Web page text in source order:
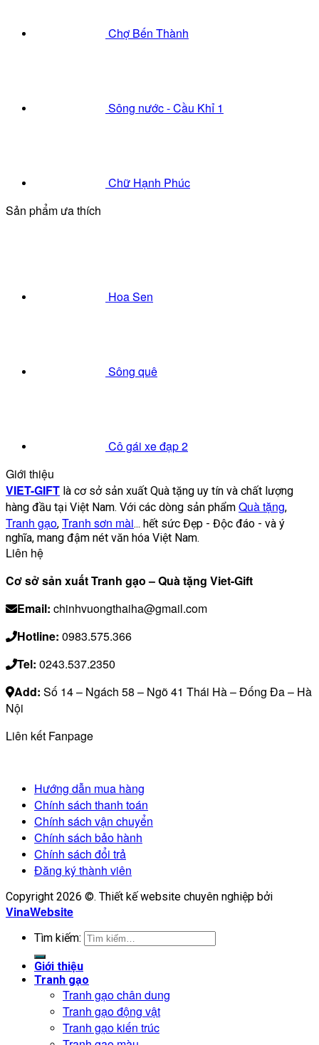
Chợ Bến Thành
Sông nước - Cầu Khỉ 1
Chữ Hạnh Phúc
Sản phẩm ưa thích
Hoa Sen
Sông quê
Cô gái xe đạp 2
Giới thiệu
VIET-GIFT là cơ sở sản xuất Quà tặng uy tín và chất lượng
hàng đầu tại Việt Nam. Với các dòng sản phẩm Quà tặng,
Tranh gạo, Tranh sơn mài... hết sức Đẹp - Độc đáo - và ý
nghĩa, mang đậm nét văn hóa Việt Nam.
Liên hệ
Cơ sở sản xuất Tranh gạo – Quà tặng Viet-Gift
Email: chinhvuongthaiha@gmail.com
Hotline: 0983.575.366
Tel: 0243.537.2350
Add: Số 14 – Ngách 58 – Ngõ 41 Thái Hà – Đống Đa – Hà
Nội
Liên kết Fanpage
Hướng dẫn mua hàng
Chính sách thanh toán
Chính sách vận chuyển
Chính sách bảo hành
Chính sách đổi trả
Đăng ký thành viên
Copyright 2026 ©. Thiết kế website chuyên nghiệp bởi
VinaWebsite
Tìm kiếm:
Giới thiệu
Tranh gạo
Tranh gạo chân dung
Tranh gạo động vật
Tranh gạo kiến trúc